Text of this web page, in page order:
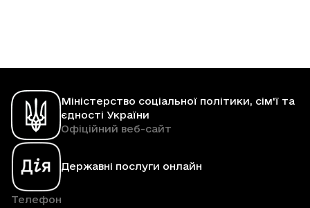
Міністерство соціальної політики, сім'ї та
єдності України
Офіційний веб-сайт
Державні послуги онлайн
Телефон